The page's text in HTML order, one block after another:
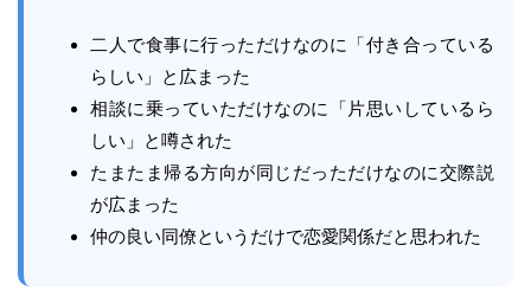
二人で食事に行っただけなのに「付き合っている
らしい」と広まった
相談に乗っていただけなのに「片思いしているら
しい」と噂された
たまたま帰る方向が同じだっただけなのに交際説
が広まった
仲の良い同僚というだけで恋愛関係だと思われた